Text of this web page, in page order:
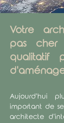
Votre
pas cher
qualitatif
Aujourd'hui
important de
architecte